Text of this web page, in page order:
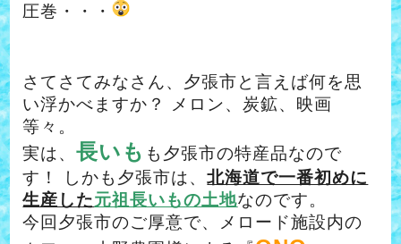
圧巻・・・
さてさてみなさん、夕張市と言えば何を思
い浮かべますか？
メロン、炭鉱、映画
等々。
実は、長いも も夕張市の特産品なので
す！
しかも夕張市は、北海道で一番初めに
生産した元祖長いもの土地なのです。
今回夕張市のご厚意で、
メロード施設内の